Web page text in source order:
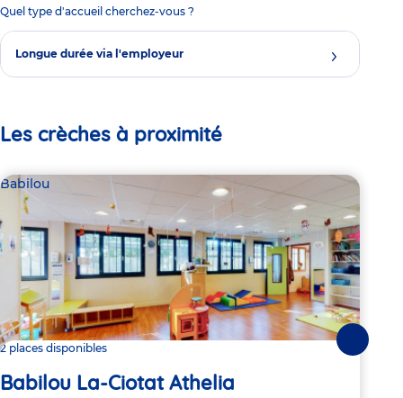
Quel type d'accueil cherchez-vous ?
Longue durée via l'employeur
Les crèches à proximité
Babilou
2 places disponibles
Babilou La-Ciotat Athelia